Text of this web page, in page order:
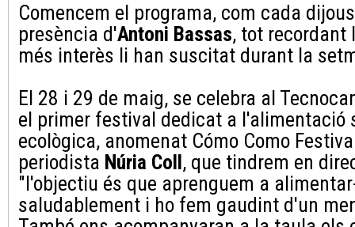
Comencem el programa, com cada
presència d'Antoni Bassas, tot recordant
més interès li han suscitat durant la
El 28 i 29 de maig, se celebra al
el primer festival dedicat a l'alimentació
ecològica, anomenat Cómo Como
periodista Núria Coll, que tindrem en
"l'objectiu és que aprenguem a
saludablement i ho fem gaudint d'un